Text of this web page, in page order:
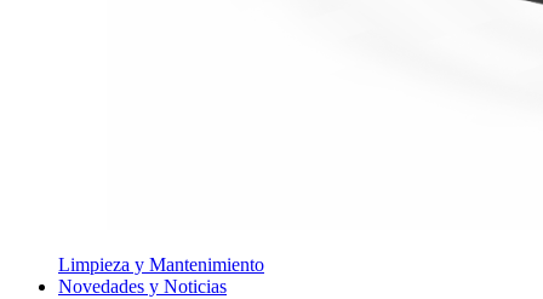
Limpieza y Mantenimiento
Novedades y Noticias